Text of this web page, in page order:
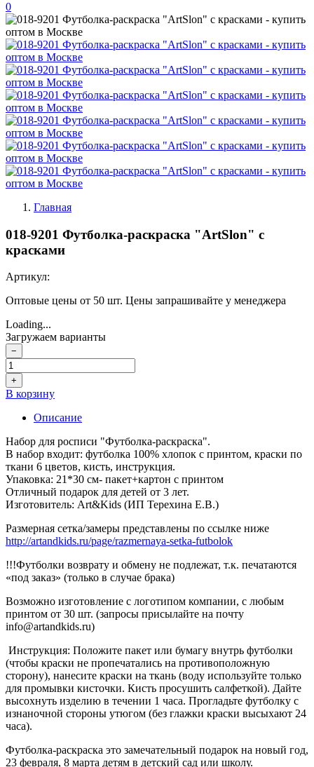
0
Главная
018-9201 Футболка-раскраска "ArtSlon" с
красками
Артикул:
Оптовые цены от 50 шт. Цены запрашивайте у менеджера
Loading...
Загружаем варианты
−
+
В корзину
Описание
Набор для росписи "Футболка-раскраска".
В набор входит: футболка 100% хлопок с принтом, краски по
ткани 6 цветов, кисть, инструкция.
Упаковка: 21*30 см- пакет+картон с принтом
Отличный подарок для детей от 3 лет.
Изготовитель: Art&Kids (ИП Терехина Е.В.)
Размерная сетка/замеры представлены по ссылке ниже
http://artandkids.ru/page/razmernaya-setka-futbolok
!!!Футболки возврату и обмену не подлежат, т.к. печатаются
«под заказ» (только в случае брака)
Возможно изготовление с логотипом компании, с любым
принтом от 30 шт. (запросы присылайте на почту
info@artandkids.ru)
Инструкция: Положите пакет или бумагу внутрь футболки
(чтобы краски не пропечатались на противоположную
сторону), нанесите краски на ткань (воду используйте только
для промывки кисточки. Кисть просушить салфеткой). Дайте
высохнуть изделию в течении 1 часа. Прогладьте футболку с
изнаночной стороны утюгом (без глажки краски высыхают 24
часа).
Футболка-раскраска это замечательный подарок на новый год,
23 февраля, 8 марта детям в детский сад или школу.